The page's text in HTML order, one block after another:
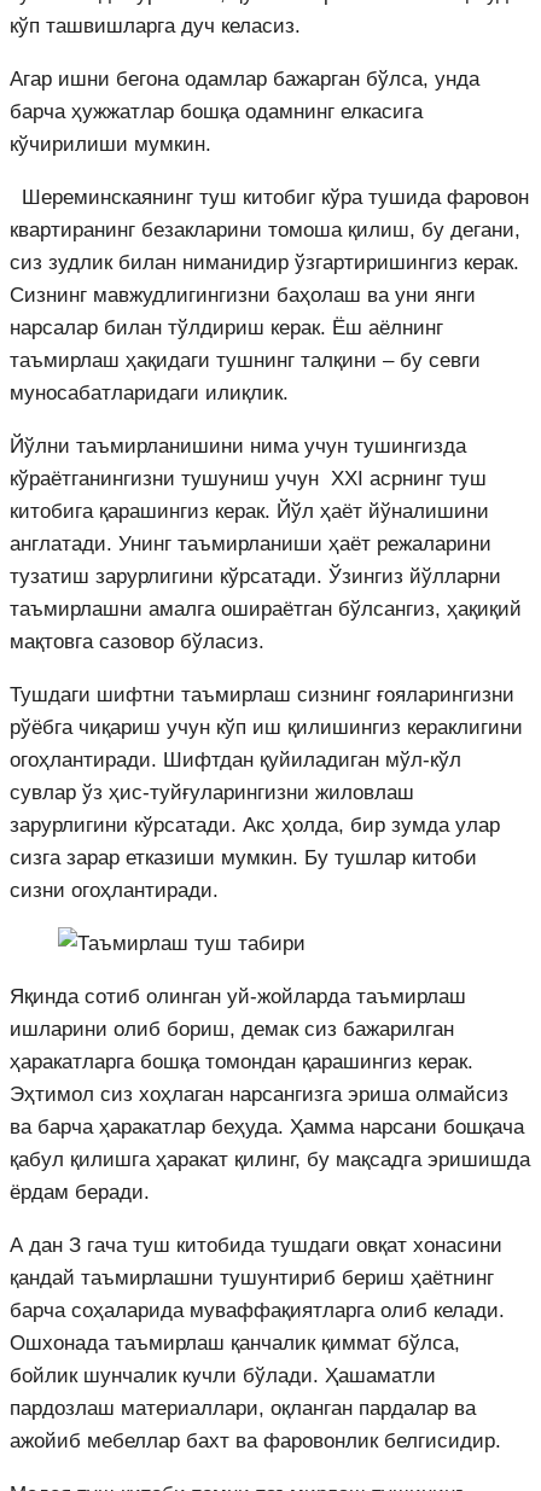
кўп ташвишларга дуч келасиз.
Агар ишни бегона одамлар бажарган бўлса, унда
барча ҳужжатлар бошқа одамнинг елкасига
кўчирилиши мумкин.
Шереминскаянинг туш китобиг кўра тушида фаровон
квартиранинг безакларини томоша қилиш, бу дегани,
сиз зудлик билан ниманидир ўзгартиришингиз керак.
Сизнинг мавжудлигингизни баҳолаш ва уни янги
нарсалар билан тўлдириш керак. Ёш аёлнинг
таъмирлаш ҳақидаги тушнинг талқини – бу севги
муносабатларидаги илиқлик.
Йўлни таъмирланишини нима учун тушингизда
кўраётганингизни тушуниш учун XXI асрнинг туш
китобига қарашингиз керак. Йўл ҳаёт йўналишини
англатади. Унинг таъмирланиши ҳаёт режаларини
тузатиш зарурлигини кўрсатади. Ўзингиз йўлларни
таъмирлашни амалга ошираётган бўлсангиз, ҳақиқий
мақтовга сазовор бўласиз.
Тушдаги шифтни таъмирлаш сизнинг ғояларингизни
рўёбга чиқариш учун кўп иш қилишингиз кераклигини
огоҳлантиради. Шифтдан қуйиладиган мўл-кўл
сувлар ўз ҳис-туйғуларингизни жиловлаш
зарурлигини кўрсатади. Акс ҳолда, бир зумда улар
сизга зарар етказиши мумкин. Бу тушлар китоби
сизни огоҳлантиради.
Яқинда сотиб олинган уй-жойларда таъмирлаш
ишларини олиб бориш, демак сиз бажарилган
ҳаракатларга бошқа томондан қарашингиз керак.
Эҳтимол сиз хоҳлаган нарсангизга эриша олмайсиз
ва барча ҳаракатлар беҳуда. Ҳамма нарсани бошқача
қабул қилишга ҳаракат қилинг, бу мақсадга эришишда
ёрдам беради.
А дан З гача туш китобида тушдаги овқат хонасини
қандай таъмирлашни тушунтириб бериш ҳаётнинг
барча соҳаларида муваффақиятларга олиб келади.
Ошхонада таъмирлаш қанчалик қиммат бўлса,
бойлик шунчалик кучли бўлади. Ҳашаматли
пардозлаш материаллари, оқланган пардалар ва
ажойиб мебеллар бахт ва фаровонлик белгисидир.